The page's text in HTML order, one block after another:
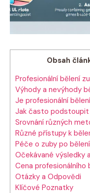
Obsah
Profesionální bělení
Výhody a nevýhody
Je profesionální
Jak často podstoupit
Srovnání různých
Různé přístupy k
Péče o zuby po bělení
Očekávané výsledky
Cena profesionálního
Otázky a Odpovědi
Klíčové Poznatky